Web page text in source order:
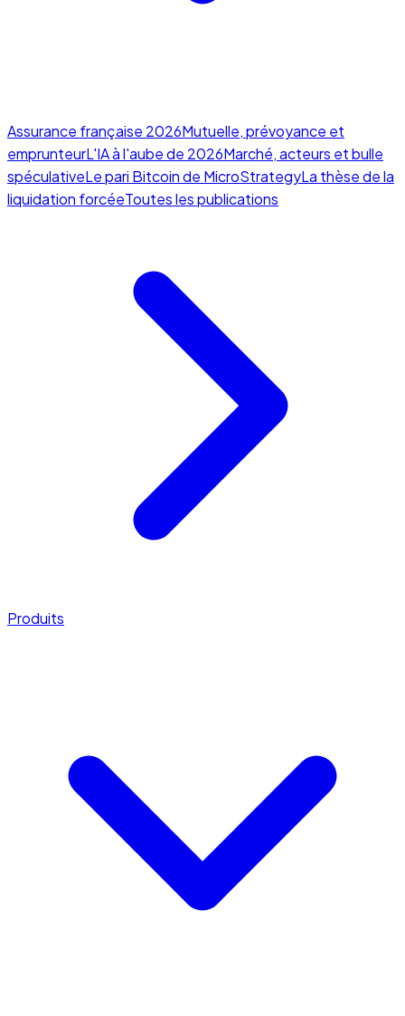
Assurance française 2026Mutuelle, prévoyance et
emprunteurL'IA à l'aube de 2026Marché, acteurs et bulle
spéculativeLe pari Bitcoin de MicroStrategyLa thèse de la
liquidation forcéeToutes les publications
Produits